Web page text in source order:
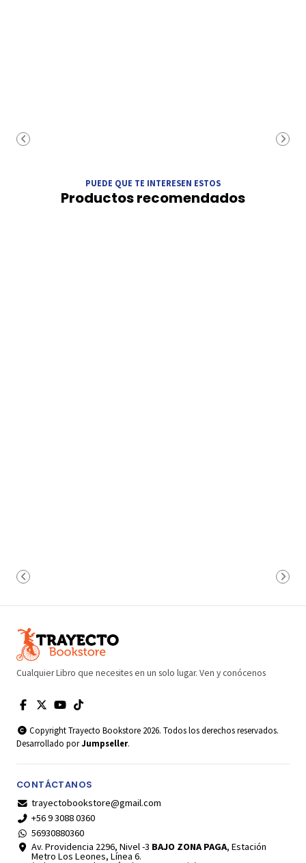
PUEDE QUE TE INTERESEN ESTOS
Productos recomendados
Cualquier Libro que necesites en un solo lugar. Ven y conócenos
Copyright Trayecto Bookstore 2026. Todos los derechos reservados.
Desarrollado porJumpseller.
CONTÁCTANOS
trayectobookstore@gmail.com
+56 9 3088 0360
56930880360
Av. Providencia 2296, Nivel -3 BAJO ZONA PAGA, Estación
Metro Los Leones, Línea 6.